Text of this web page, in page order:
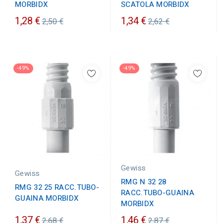
MORBIDX
1,28 €Prezzo
2,50 €
SCATOLA MORBIDX
1,34 €Prezzo
2,62 €
-49%
Gewiss
RMG 32 25 RACC.TUBO-
GUAINA MORBIDX
1,37 €Prezzo
-49%
Gewiss
RMG N 32 28
RACC.TUBO-GUAINA
MORBIDX
1,46 €Prezzo